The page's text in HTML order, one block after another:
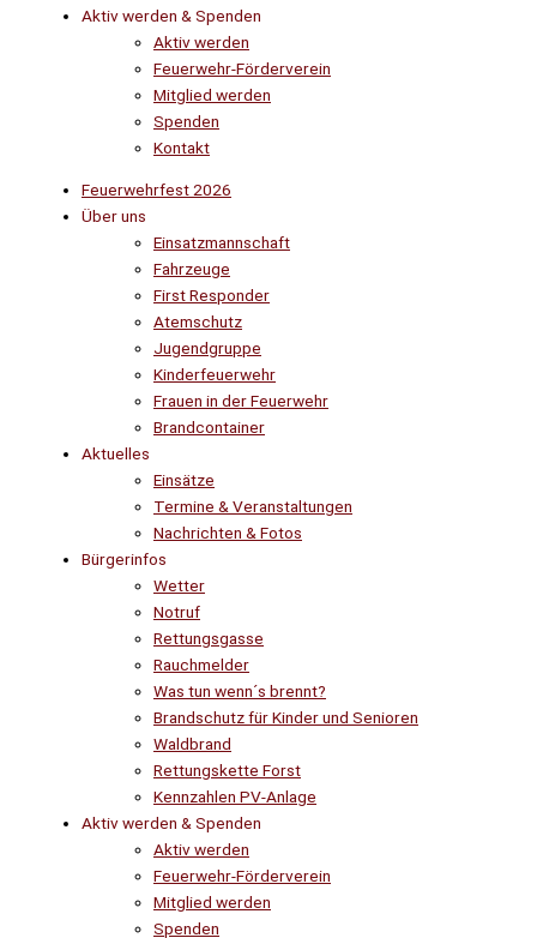
Aktiv werden & Spenden
Aktiv werden
Feuerwehr-Förderverein
Mitglied werden
Spenden
Kontakt
Feuerwehrfest 2026
Über uns
Einsatzmannschaft
Fahrzeuge
First Responder
Atemschutz
Jugendgruppe
Kinderfeuerwehr
Frauen in der Feuerwehr
Brandcontainer
Aktuelles
Einsätze
Termine & Veranstaltungen
Nachrichten & Fotos
Bürgerinfos
Wetter
Notruf
Rettungsgasse
Rauchmelder
Was tun wenn´s brennt?
Brandschutz für Kinder und Senioren
Waldbrand
Rettungskette Forst
Kennzahlen PV-Anlage
Aktiv werden & Spenden
Aktiv werden
Feuerwehr-Förderverein
Mitglied werden
Spenden